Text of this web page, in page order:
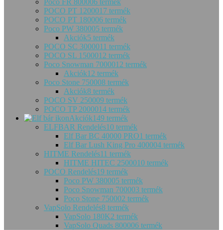
POCO PT 1200017 termék
POCO PT 180006 termék
Poco PW 380005 termék
Akciók5 termék
POCO SC 3000011 termék
POCO SL 1500012 termék
Poco Snowman 7000012 termék
Akciók12 termék
Poco Stone 750008 termék
Akciók8 termék
POCO SV 250009 termék
POCO TP 2000014 termék
Akciók149 termék
ELFBAR Rendelés10 termék
Elf Bar BC 40000 PRO1 termék
Elf Bar Lush King Pro 400004 termék
HITME Rendelés11 termék
HITME HITEC 2500010 termék
POCO Rendelés19 termék
Poco PW 380005 termék
Poco Snowman 700003 termék
Poco Stone 750002 termék
VapSolo Rendelés8 termék
VapSolo 180K2 termék
VapSolo Quads 800006 termék